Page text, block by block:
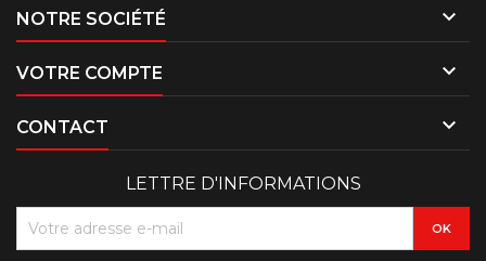
NOTRE SOCIÉTÉ 
VOTRE COMPTE 
CONTACT 
LETTRE D'INFORMATIONS